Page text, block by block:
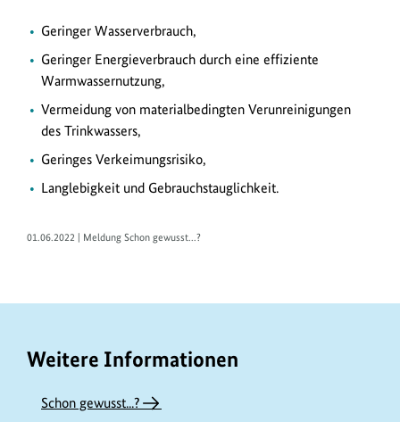
Geringer Wasserverbrauch,
Geringer Energieverbrauch durch eine effiziente
Warmwassernutzung,
Vermeidung von materialbedingten Verunreinigungen
des Trinkwassers,
Geringes Verkeimungsrisiko,
Langlebigkeit und Gebrauchstauglichkeit.
01.06.2022 | Meldung Schon gewusst...?
Weitere Informationen
Schon gewusst...?